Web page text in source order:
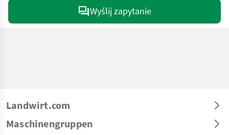
Wyślij zapytanie
Landwirt.com
Maschinengruppen